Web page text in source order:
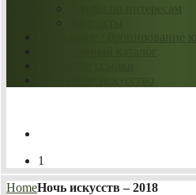
1
HomeНочь искусств – 2018